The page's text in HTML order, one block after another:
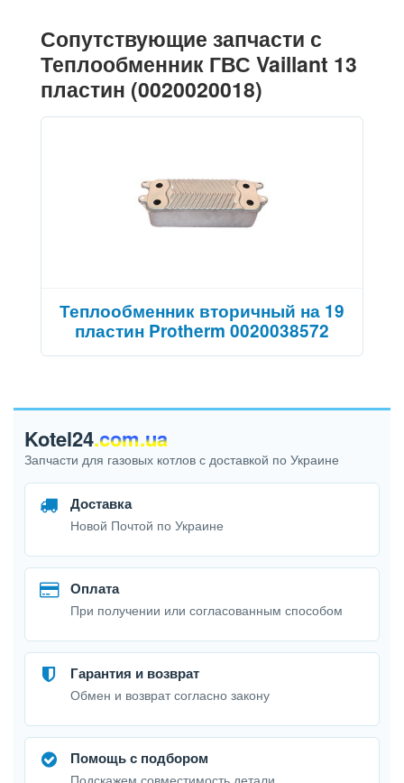
Сопутствующие запчасти с
Теплообменник ГВС Vaillant 13
пластин (0020020018)
Теплообменник вторичный на 19
пластин Protherm 0020038572
Kotel24.com.ua
Запчасти для газовых котлов с доставкой по Украине
Доставка
Новой Почтой по Украине
Оплата
При получении или согласованным способом
Гарантия и возврат
Обмен и возврат согласно закону
Помощь с подбором